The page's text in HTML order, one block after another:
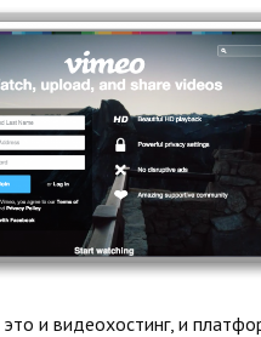
и видеохостинг, и